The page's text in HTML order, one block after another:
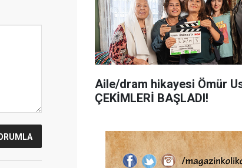
Aile/dram hikayesi Ömür
ÇEKİMLERİ BAŞLADI!